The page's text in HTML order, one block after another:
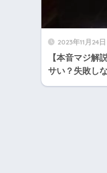
2023年11月24日
【本音マジ解
サい？失敗し